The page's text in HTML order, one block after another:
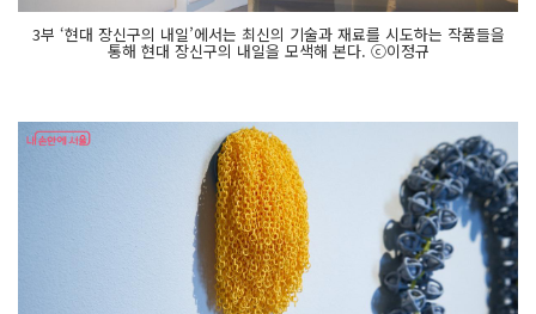
3부 ‘현대 장신구의 내일’에서는 최신의 기술과 재료를 시도하는 작품들을
통해 현대 장신구의 내일을 모색해 본다. ⓒ이정규